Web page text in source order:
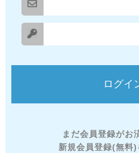
まだ会員登録がお
新規会員登録(無料)